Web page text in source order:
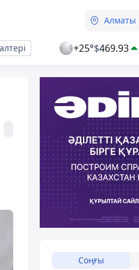
Алматы
+25°$469.93
Соңғы